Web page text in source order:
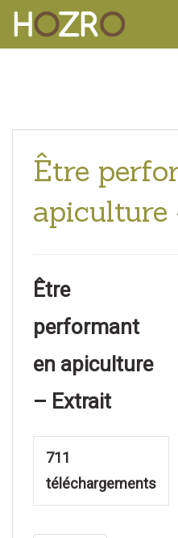
Être
Être
performant
en apiculture
– Extrait
711
téléchargements